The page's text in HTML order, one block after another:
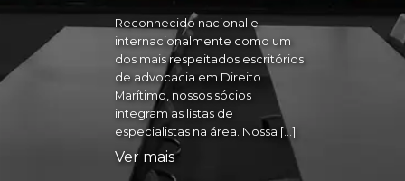
Reconhecido nacional e
internacionalmente como um
dos mais respeitados escritórios
de advocacia em Direito
Marítimo, nossos sócios
integram as listas de
especialistas na área. Nossa […]
Ver mais